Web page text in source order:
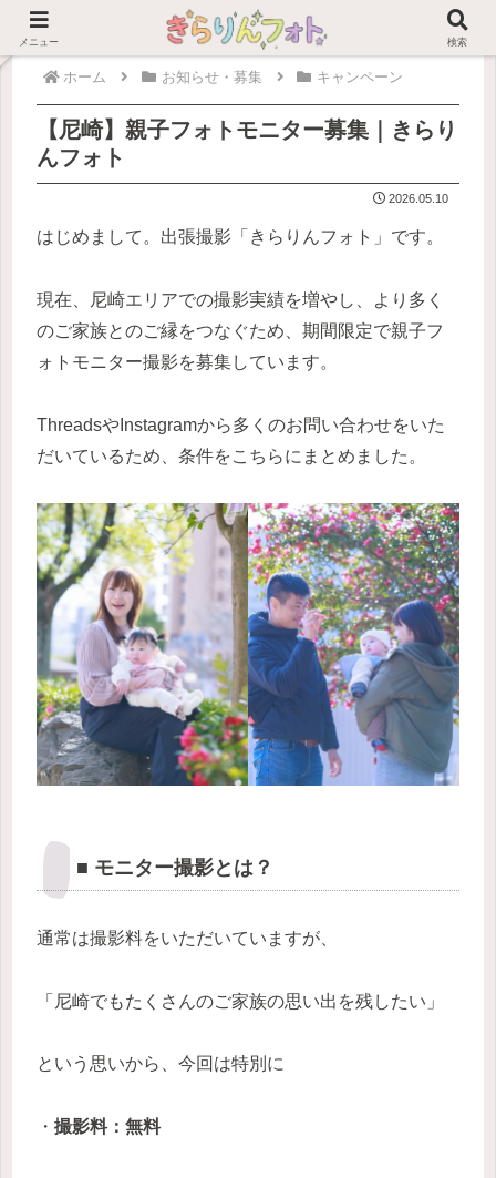
PR
ホーム お知らせ・募集 キャンペーン
【尼崎】親子フォトモニター募集｜きらり
んフォト
2026.05.10
はじめまして。出張撮影「きらりんフォト」です。
現在、尼崎エリアでの撮影実績を増やし、より多く
のご家族とのご縁をつなぐため、期間限定で親子フ
ォトモニター撮影を募集しています。
ThreadsやInstagramから多くのお問い合わせをいた
だいているため、条件をこちらにまとめました。
■ モニター撮影とは？
通常は撮影料をいただいていますが、
「尼崎でもたくさんのご家族の思い出を残したい」
という思いから、今回は特別に
・ 撮影料：無料
メニュー 検索